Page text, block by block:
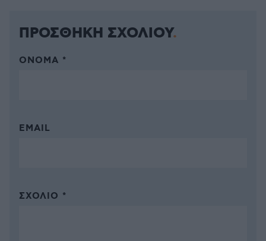
ΠΡΟΣΘΗΚΗ ΣΧΟΛΙΟΥ
ΌΝΟΜΑ *
EMAIL
ΣΧΌΛΙΟ *